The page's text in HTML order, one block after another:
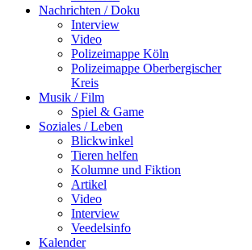
Nachrichten / Doku
Interview
Video
Polizeimappe Köln
Polizeimappe Oberbergischer
Kreis
Musik / Film
Spiel & Game
Soziales / Leben
Blickwinkel
Tieren helfen
Kolumne und Fiktion
Artikel
Video
Interview
Veedelsinfo
Kalender